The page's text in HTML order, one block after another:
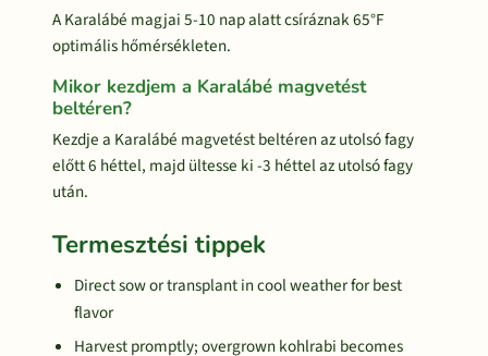
A Karalábé magjai 5-10 nap alatt csíráznak 65°F
optimális hőmérsékleten.
Mikor kezdjem a Karalábé magvetést
beltéren?
Kezdje a Karalábé magvetést beltéren az utolsó fagy
előtt 6 héttel, majd ültesse ki -3 héttel az utolsó fagy
után.
Termesztési tippek
Direct sow or transplant in cool weather for best
flavor
Harvest promptly; overgrown kohlrabi becomes